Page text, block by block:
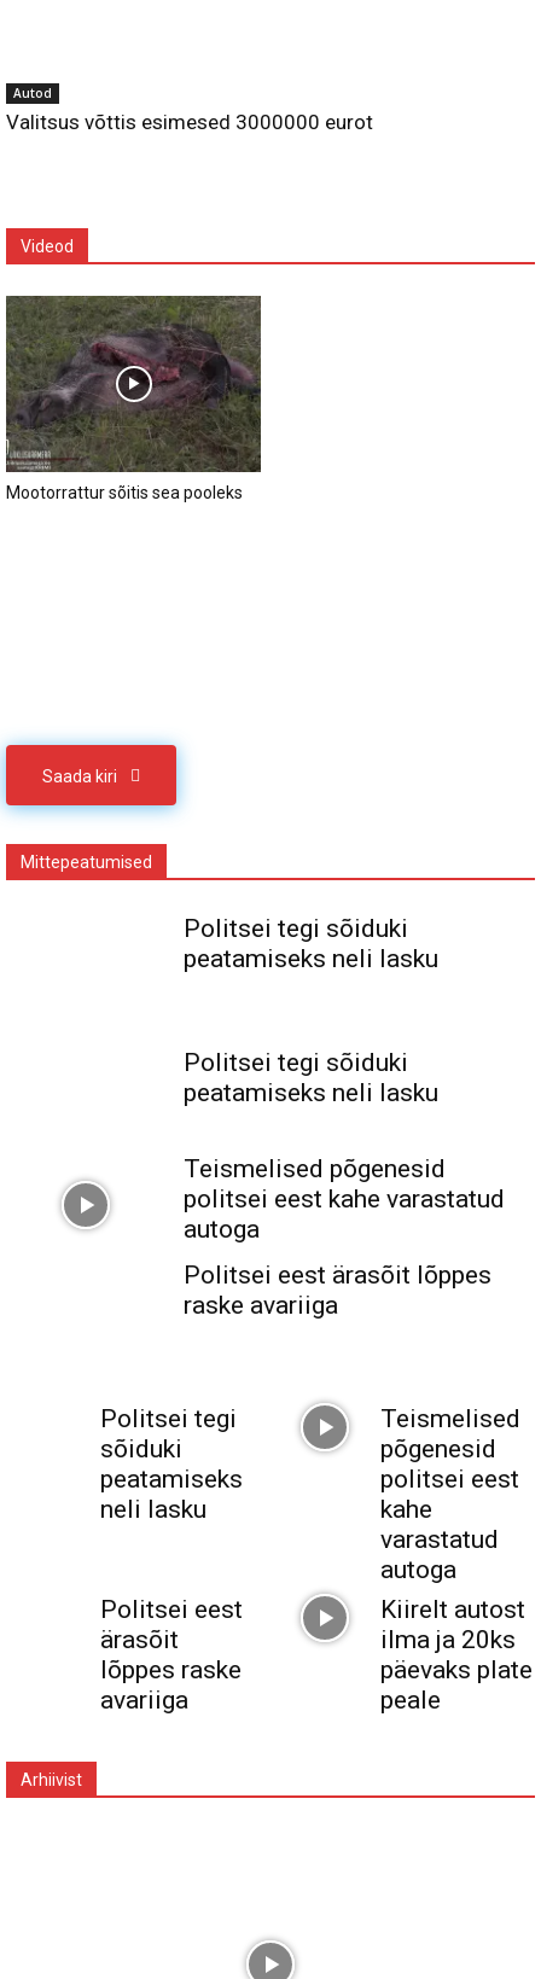
Autod
Valitsus võttis esimesed 3000000 eurot
Videod
Mootorrattur sõitis sea pooleks
Saada kiri
Mittepeatumised
Politsei tegi sõiduki
peatamiseks neli lasku
Politsei tegi sõiduki
peatamiseks neli lasku
Teismelised põgenesid
politsei eest kahe varastatud
autoga
Politsei eest ärasõit lõppes
raske avariiga
Politsei tegi
sõiduki
peatamiseks
neli lasku
Teismelised
põgenesid
politsei eest
kahe
varastatud
autoga
Politsei eest
ärasõit
lõppes raske
avariiga
Kiirelt autost
ilma ja 20ks
päevaks plate
peale
Arhiivist